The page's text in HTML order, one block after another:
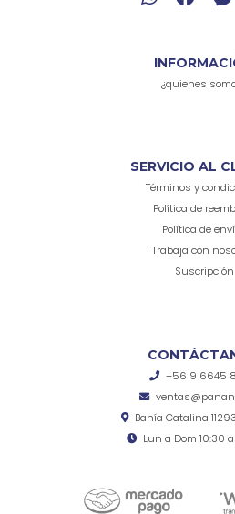
¿quienes
SERVICIO AL
Términos y
Política de
Política de
Trabaja con
Suscripción
+56 9 6645
Bahía Catalina
Lun a Dom 10:30